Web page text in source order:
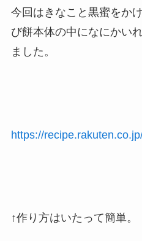
今回はきなこと黒蜜をか
び餅本体の中になにかい
ました。
https://
↑作り方はいたって簡単。